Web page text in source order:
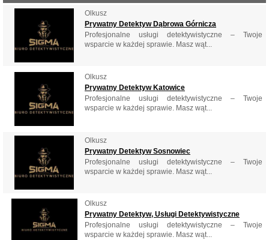
Olkusz
Prywatny Detektyw Dąbrowa Górnicza
Profesjonalne usługi detektywistyczne – Twoje
wsparcie w każdej sprawie. Masz wąt...
Olkusz
Prywatny Detektyw Katowice
Profesjonalne usługi detektywistyczne – Twoje
wsparcie w każdej sprawie. Masz wąt...
Olkusz
Prywatny Detektyw Sosnowiec
Profesjonalne usługi detektywistyczne – Twoje
wsparcie w każdej sprawie. Masz wąt...
Olkusz
Prywatny Detektyw, Usługi Detektywistyczne
Profesjonalne usługi detektywistyczne – Twoje
wsparcie w każdej sprawie. Masz wąt...